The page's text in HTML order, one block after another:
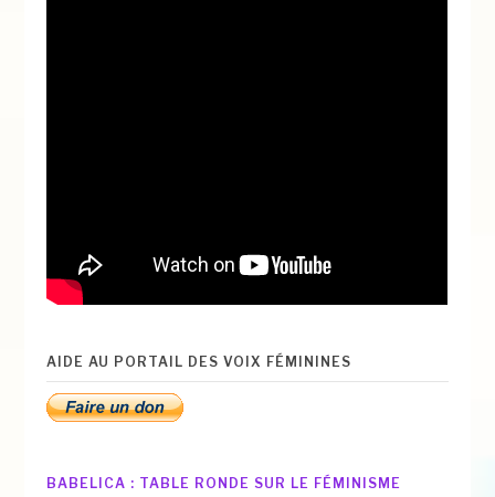
AIDE AU PORTAIL DES VOIX FÉMININES
BABELICA : TABLE RONDE SUR LE FÉMINISME